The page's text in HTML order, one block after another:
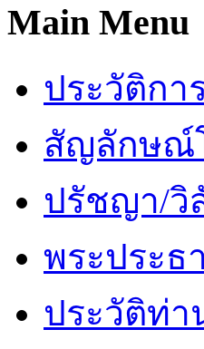
Main Menu
ประวัติกา
สัญลักษณ์
ปรัชญา/วิ
พระประธ
ประวัติท่า